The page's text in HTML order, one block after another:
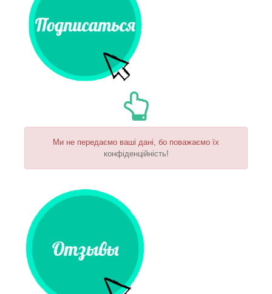
Ми не передаємо ваші дані, бо поважаємо їх
конфіденційність!